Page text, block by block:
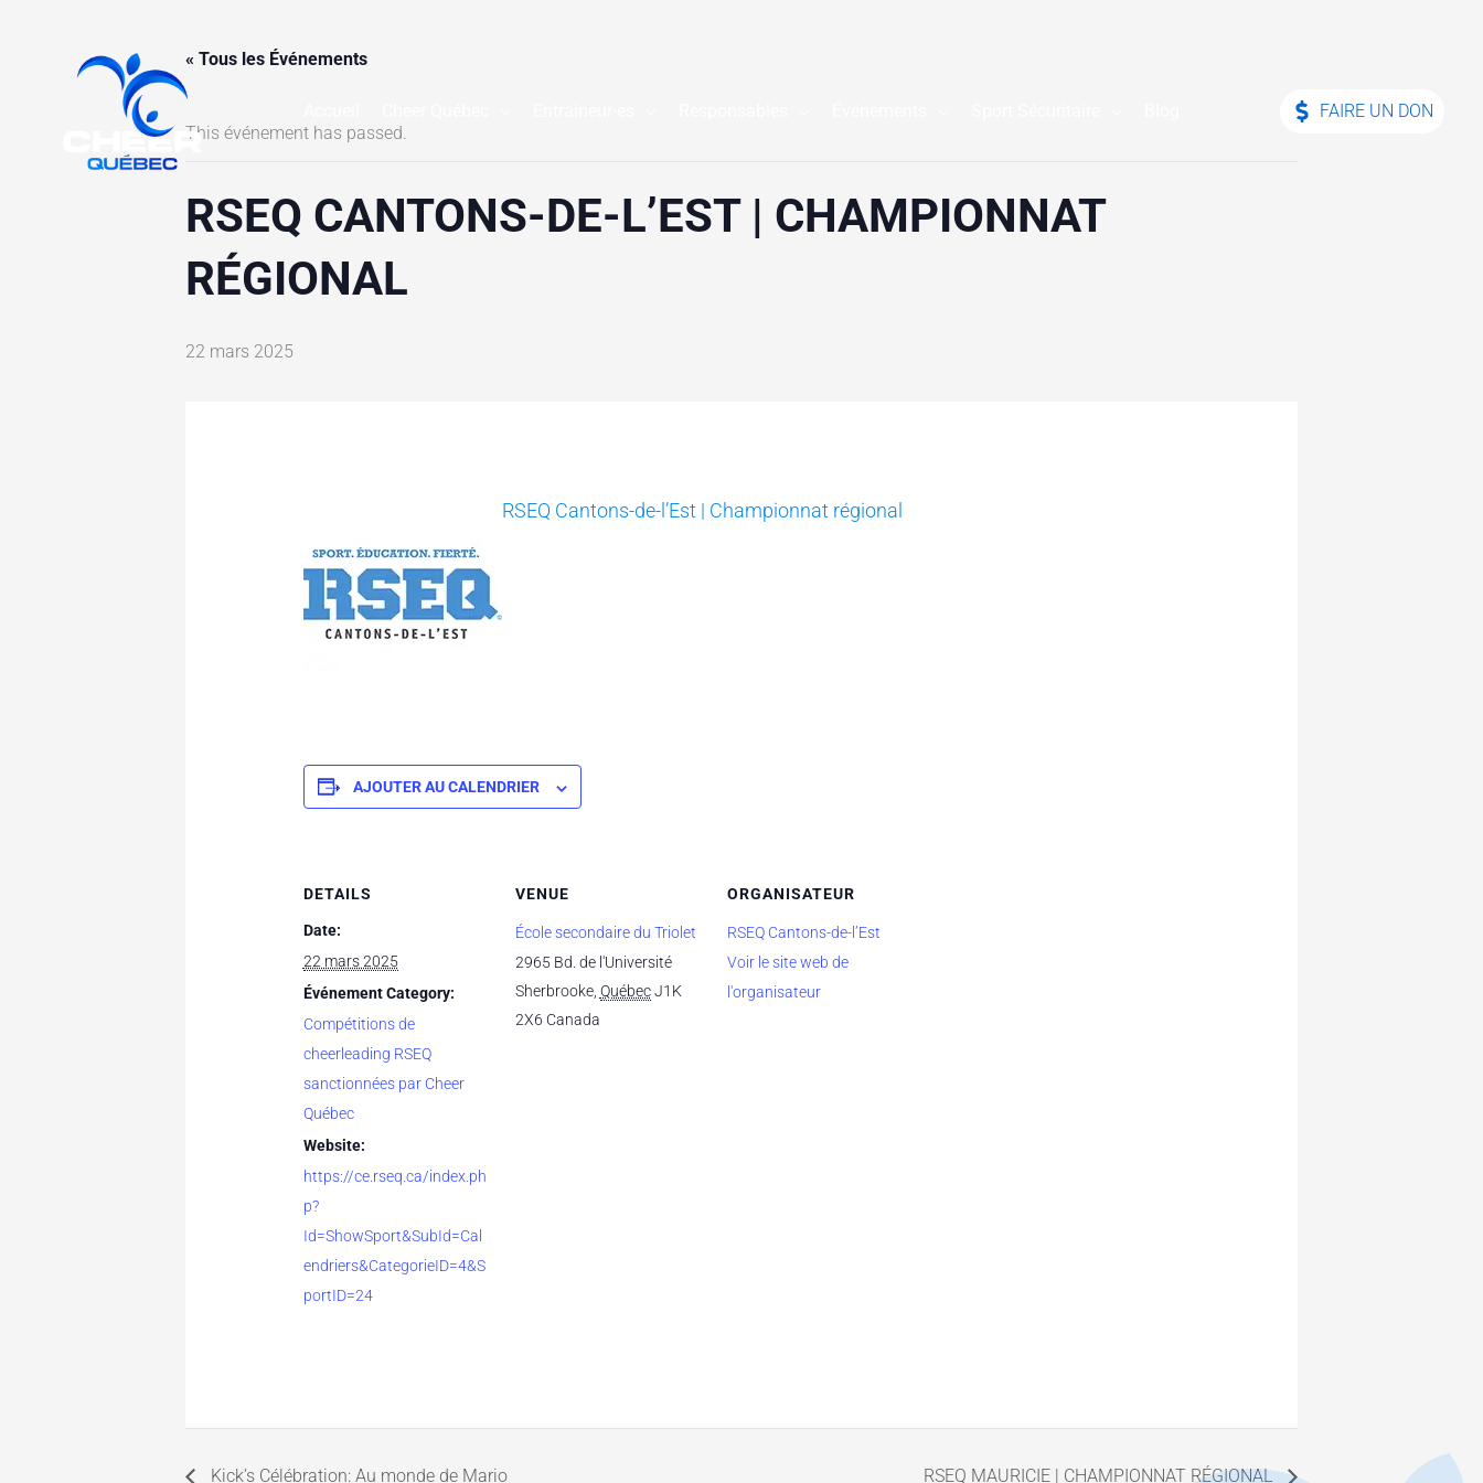
FAIRE UN DON
« Tous les Événements
This événement has passed.
RSEQ CANTONS-DE-L’EST | CHAMPIONNAT
RÉGIONAL
22 mars 2025
RSEQ Cantons-de-l’Est | Championnat régional
AJOUTER AU CALENDRIER
DETAILS
Date:
22 mars 2025
Événement Category:
Compétitions de
cheerleading RSEQ
sanctionnées par Cheer
Québec
Website:
https://ce.rseq.ca/index.ph
p?
Id=ShowSport&SubId=Cal
endriers&CategorieID=4&S
portID=24
VENUE
École secondaire du Triolet
2965 Bd. de l'Université
Sherbrooke, Québec J1K
2X6 Canada
ORGANISATEUR
RSEQ Cantons-de-l’Est
Voir le site web de
l'organisateur
Kick’s Célébration: Au monde de Mario RSEQ MAURICIE | CHAMPIONNAT RÉGIONAL